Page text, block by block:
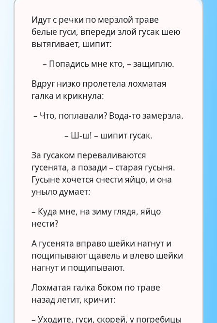
Идут с речки по мерзлой траве
белые гуси, впереди злой гусак шею
вытягивает, шипит:
– Попадись мне кто, – защиплю.
Вдруг низко пролетела лохматая
галка и крикнула:
– Что, поплавали? Вода-то замерзла.
– Ш-ш! – шипит гусак.
За гусаком переваливаются
гусенята, а позади – старая гусыня.
Гусыне хочется снести яйцо, и она
уныло думает:
– Куда мне, на зиму глядя, яйцо
нести?
А гусенята вправо шейки нагнут и
пощипывают щавель и влево шейки
нагнут и пощипывают.
Лохматая галка боком по траве
назад летит, кричит:
– Уходите, гуси, скорей, у погребицы